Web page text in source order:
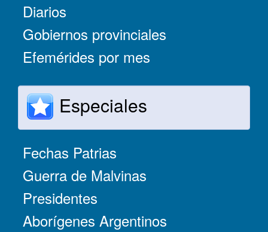
Diarios
Gobiernos provinciales
Efemérides por mes
Especiales
Fechas Patrias
Guerra de Malvinas
Presidentes
Aborígenes Argentinos